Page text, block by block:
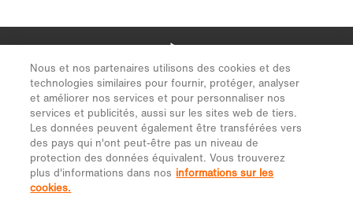
Nous et nos partenaires utilisons des cookies et des
technologies similaires pour fournir, protéger, analyser
et améliorer nos services et pour personnaliser nos
services et publicités, aussi sur les sites web de tiers.
Les données peuvent également être transférées vers
des pays qui n'ont peut-être pas un niveau de
protection des données équivalent. Vous trouverez
plus d'informations dans nos informations sur les
cookies.